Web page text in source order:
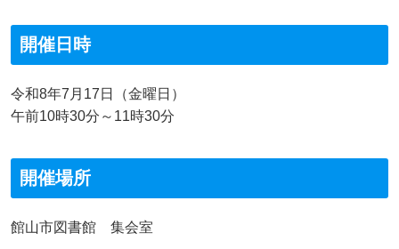
開催日時
令和8年7月17日（金曜日）
午前10時30分～11時30分
開催場所
館山市図書館 集会室